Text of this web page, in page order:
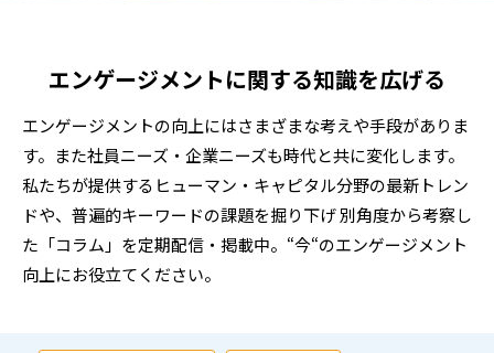
エンゲージメントに関する知識を広げる
エンゲージメントの向上にはさまざまな考えや手段がありま
す。また社員ニーズ・企業ニーズも時代と共に変化します。
私たちが提供するヒューマン・キャピタル分野の最新トレン
ドや、普遍的キーワードの課題を掘り下げ別角度から考察し
た「コラム」を定期配信・掲載中。“今“のエンゲージメント
向上にお役立てください。